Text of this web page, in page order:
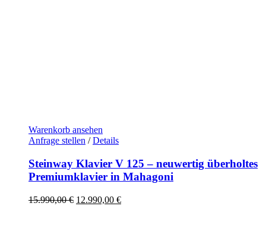
Warenkorb ansehen
Anfrage stellen / Details
Steinway Klavier V 125 – neuwertig überholtes
Premiumklavier in Mahagoni
15.990,00€ Ursprünglicher
12.990,00 €Aktueller